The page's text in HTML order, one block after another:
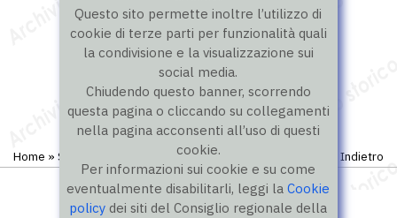
Questo sito permette inoltre l’utilizzo di
cookie di terze parti per funzionalità quali
la condivisione e la visualizzazione sui
social media.
Chiudendo questo banner, scorrendo
questa pagina o cliccando su collegamenti
nella pagina acconsenti all’uso di questi
cookie.
Per informazioni sui cookie e su come
eventualmente disabilitarli, leggi laCookie
policy dei siti del Consiglio regionale della
Home » Storico IX legislatura»Consiglieri Indietro